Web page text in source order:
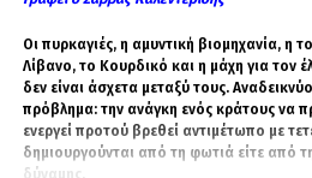
ΣΧΕΤΙΚΆ ΘΈΜΑΤΑ
ΚΎΠΡΟΣ
Οι πυρκαγιές, η αμυντική βιομηχανία, η
Λίβανο, το Κουρδικό και η μάχη για τον
δεν είναι άσχετα μεταξύ τους.
πρόβλημα: την ανάγκη ενός κράτους να
ενεργεί προτού βρεθεί αντιμέτωπο με
δημιουργούνται από τη φωτιά είτε από
δύναμης.